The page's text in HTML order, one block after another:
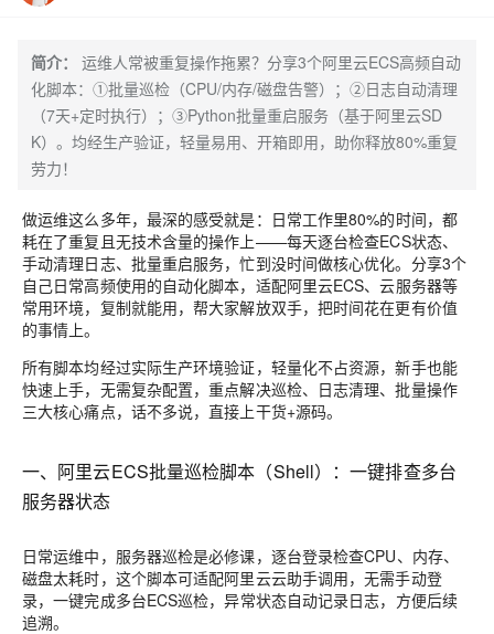
简介：
运维人常被重复操作拖累？分享3个阿里云ECS高频自动
化脚本：①批量巡检（CPU/内存/磁盘告警）；②日志自动清理
（7天+定时执行）；③Python批量重启服务（基于阿里云SD
K）。均经生产验证，轻量易用、开箱即用，助你释放80%重复
劳力！
做运维这么多年，最深的感受就是：日常工作里80%的时间，都
耗在了重复且无技术含量的操作上——每天逐台检查ECS状态、
手动清理日志、批量重启服务，忙到没时间做核心优化。分享3个
自己日常高频使用的自动化脚本，适配阿里云ECS、云服务器等
常用环境，复制就能用，帮大家解放双手，把时间花在更有价值
的事情上。
所有脚本均经过实际生产环境验证，轻量化不占资源，新手也能
快速上手，无需复杂配置，重点解决巡检、日志清理、批量操作
三大核心痛点，话不多说，直接上干货+源码。
一、阿里云ECS批量巡检脚本（Shell）：一键排查多台
服务器状态
日常运维中，服务器巡检是必修课，逐台登录检查CPU、内存、
磁盘太耗时，这个脚本可适配阿里云云助手调用，无需手动登
录，一键完成多台ECS巡检，异常状态自动记录日志，方便后续
追溯。